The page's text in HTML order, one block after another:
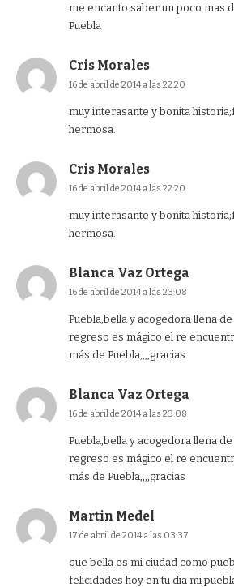
me encanto saber un poco mas
Puebla
Cris Morales
16 de abril de 2014 a las 22:20
muy interasante y bonita
hermosa.
Cris Morales
16 de abril de 2014 a las 22:20
muy interasante y bonita
hermosa.
Blanca Vaz Ortega
16 de abril de 2014 a las 23:08
Puebla,bella y acogedora llena
regreso es mágico el re
más de Puebla,,,,gracias
Blanca Vaz Ortega
16 de abril de 2014 a las 23:08
Puebla,bella y acogedora llena
regreso es mágico el re
más de Puebla,,,,gracias
Martin Medel
17 de abril de 2014 a las 03:37
que bella es mi ciudad como
felicidades hoy en tu dia mi